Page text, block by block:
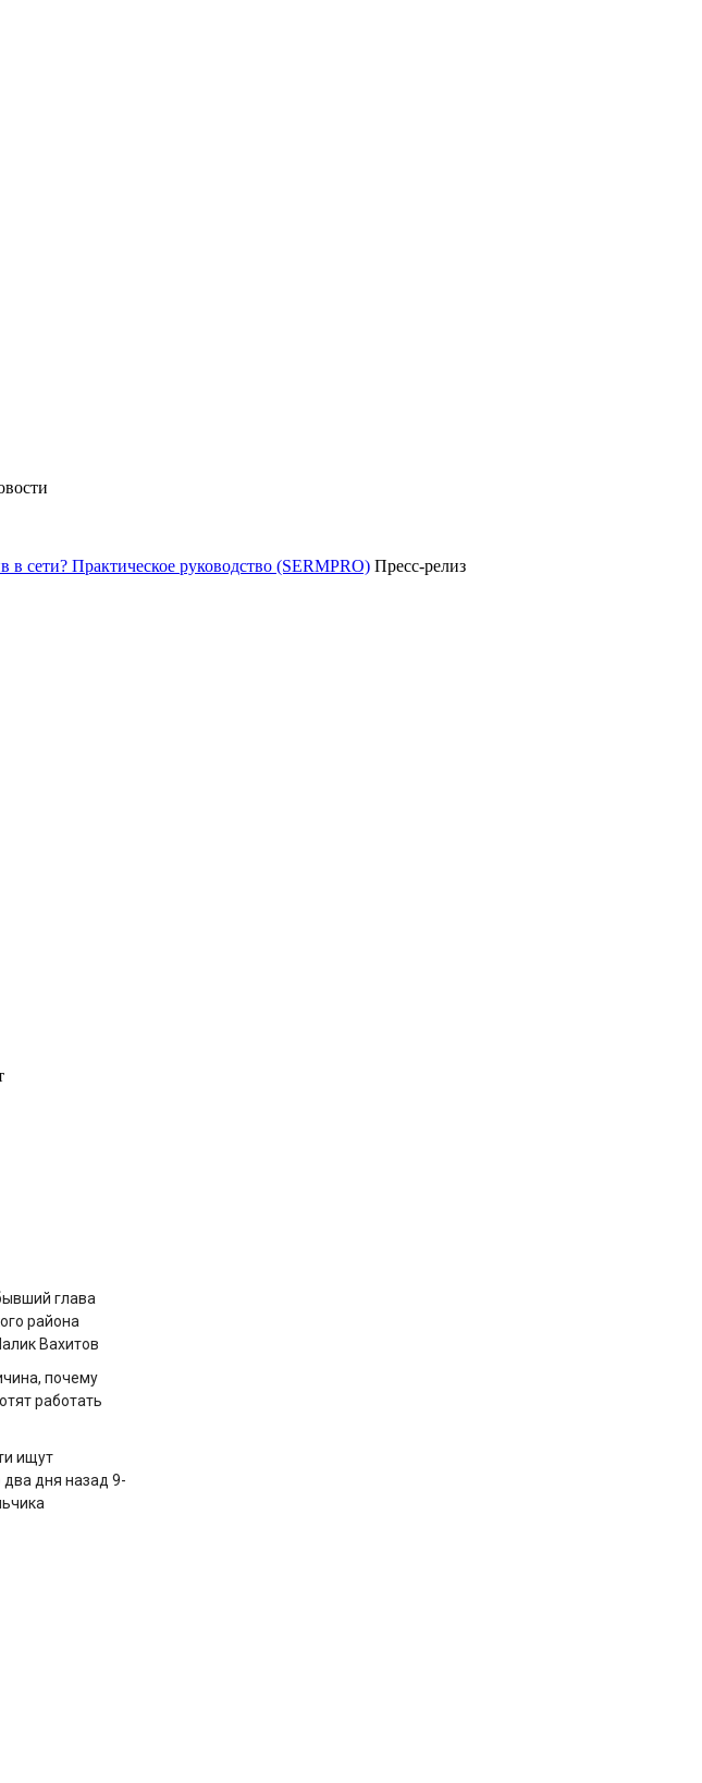
в сети? Практическое руководство (SERMPRO) Пресс-релиз
глава
района
Вахитов
почему
работать
ищут
дня назад 9-